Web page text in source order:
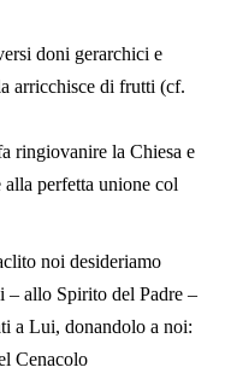
doni gerarchici e
arricchisce di frutti (cf.
ringiovanire la Chiesa e
perfetta unione col
noi desideriamo
– allo Spirito del Padre –
a Lui, donandolo a noi:
Cenacolo